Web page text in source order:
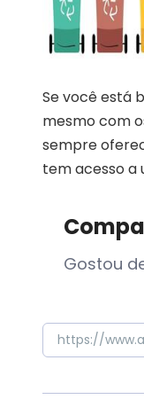
Se você está
mesmo com
sempre
tem acesso a
Gostou